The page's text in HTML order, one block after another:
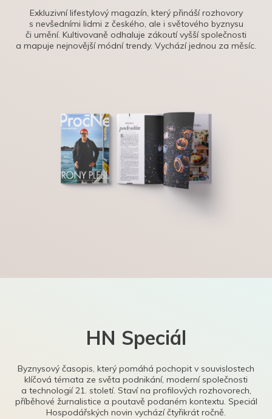
Exkluzivní lifestylový magazín, který přináší rozhovory
s nevšedními lidmi z českého, ale i světového byznysu
či umění. Kultivovaně odhaluje zákoutí vyšší společnosti
a mapuje nejnovější módní trendy. Vychází jednou za měsíc.
HN Speciál
Byznysový časopis, který pomáhá pochopit v souvislostech
klíčová témata ze světa podnikání, moderní společnosti
a technologií 21. století. Staví na profilových rozhovorech,
příběhové žurnalistice a poutavě podaném kontextu. Speciál
Hospodářských novin vychází čtyřikrát ročně.